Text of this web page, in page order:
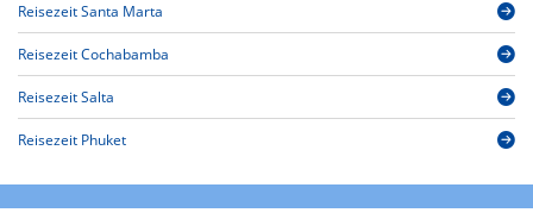
Reisezeit Santa Marta
Reisezeit Cochabamba
Reisezeit Salta
Reisezeit Phuket